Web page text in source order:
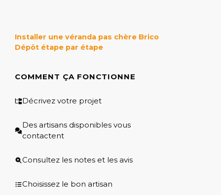
Installer une véranda pas chère Brico
Dépôt étape par étape
COMMENT ÇA FONCTIONNE
Décrivez votre projet
Des artisans disponibles vous
contactent
Consultez les notes et les avis
Choisissez le bon artisan